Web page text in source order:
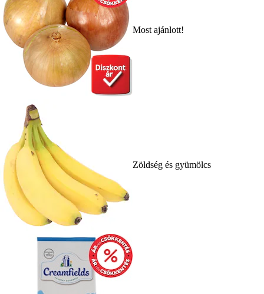
Most ajánlott!
Zöldség és gyümölcs